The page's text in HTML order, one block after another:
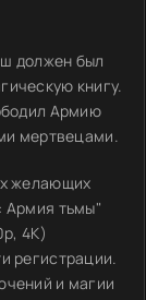
должен был
книгу.
Армию
мертвецами.
желающих
Армия тьмы"
4K)
регистрации.
и магии